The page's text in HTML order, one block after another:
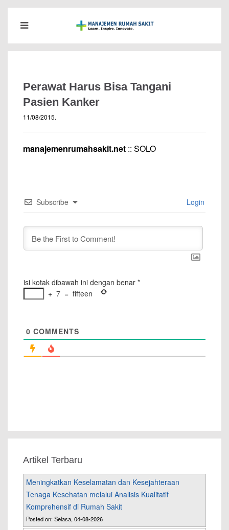
Perawat Harus Bisa Tangani
Pasien Kanker
11/08/2015.
manajemenrumahsakit.net :: SOLO
Subscribe Login
isi kotak dibawah ini dengan benar *
+ 7 = fifteen
0 COMMENTS
Artikel Terbaru
Meningkatkan Keselamatan dan Kesejahteraan
Tenaga Kesehatan melalui Analisis Kualitatif
Komprehensif di Rumah Sakit
Posted on: Selasa, 04-08-2026